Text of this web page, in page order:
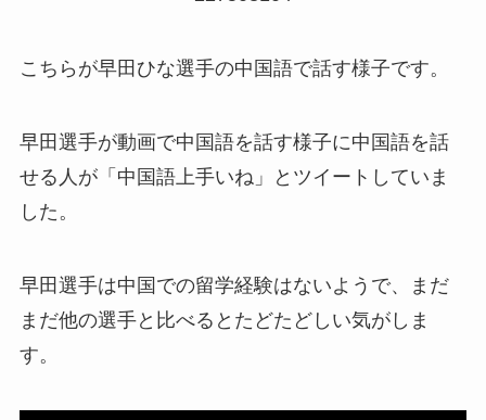
こちらが早田ひな選手の中国語で話す様子です。
早田選手が動画で中国語を話す様子に中国語を話
せる人が「中国語上手いね」とツイートしていま
した。
早田選手は中国での留学経験はないようで、まだ
まだ他の選手と比べるとたどたどしい気がしま
す。